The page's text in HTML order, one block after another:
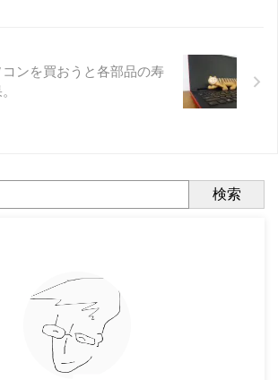
ンを買おうと各部品の寿
検索